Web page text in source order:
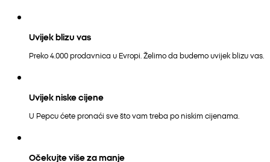
Uvijek blizu vas
Preko 4.000 prodavnica u Evropi. Želimo da budemo uvijek blizu vas.
Uvijek niske cijene
U Pepcu ćete pronaći sve što vam treba po niskim cijenama.
Očekujte više za manje